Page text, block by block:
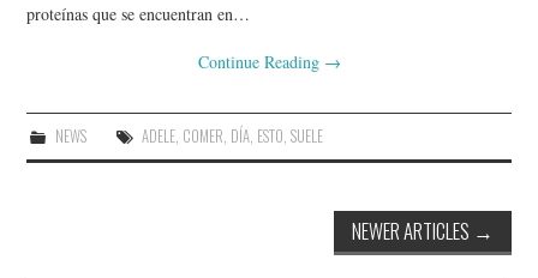
proteínas que se encuentran en…
Continue Reading →
NEWS ADELE, COMER, DÍA, ESTO, SUELE
NEWER ARTICLES →